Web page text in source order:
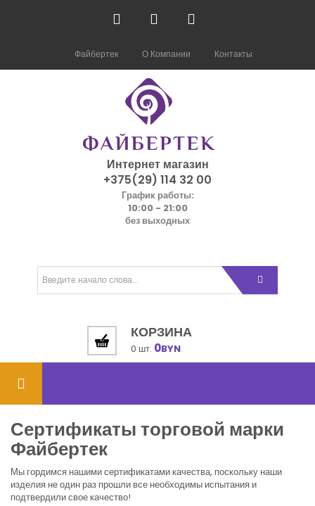
Файбертек О Компании Контакты
Интернет магазин
+375(29) 114 32 00
График работы:
10:00 - 21:00
без выходных
КОРЗИНА
0 шт. 0BYN
Сертификаты торговой марки
Файбертек
Мы гордимся нашими сертификатами качества, поскольку наши
изделия не один раз прошли все необходимы испытания и
подтвердили свое качество!